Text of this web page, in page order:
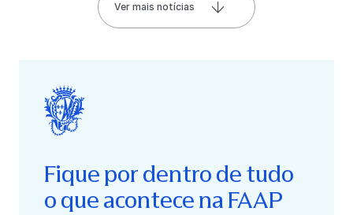
Ver mais notícias
Fique por dentro de tudo
o que acontece na FAAP